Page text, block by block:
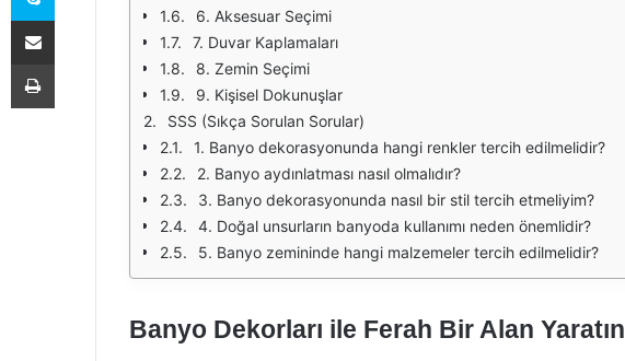
6. Aksesuar Seçimi
7. Duvar Kaplamaları
8. Zemin Seçimi
9. Kişisel Dokunuşlar
SSS (Sıkça Sorulan Sorular)
1. Banyo dekorasyonunda hangi renkler tercih edilmelidir?
2. Banyo aydınlatması nasıl olmalıdır?
3. Banyo dekorasyonunda nasıl bir stil tercih etmeliyim?
4. Doğal unsurların banyoda kullanımı neden önemlidir?
5. Banyo zemininde hangi malzemeler tercih edilmelidir?
Banyo Dekorları ile Ferah Bir Alan Yaratın
E-Posta ile paylaş